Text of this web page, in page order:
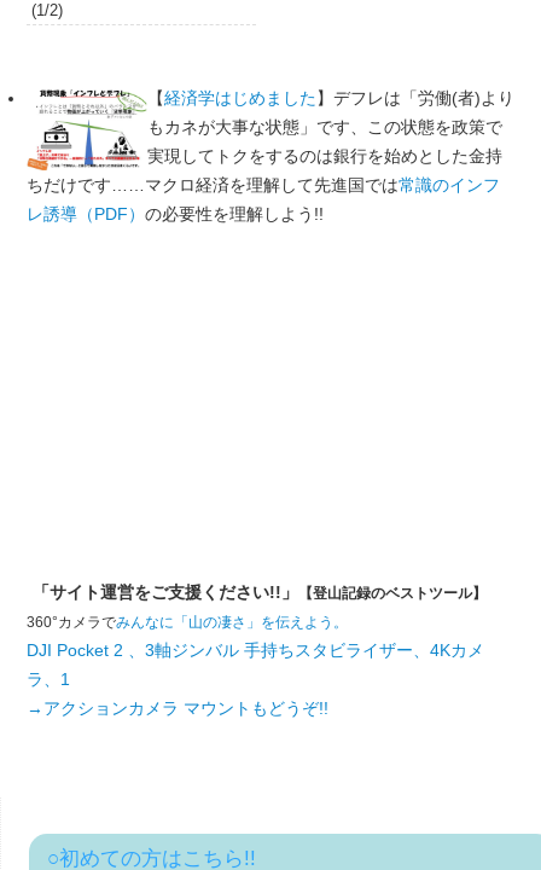
(1/2)
【経済学はじめました】デフレは「労働(者)より
もカネが大事な状態」です、この状態を政策で
実現してトクをするのは銀行を始めとした金持
ちだけです……マクロ経済を理解して先進国では常識のインフ
レ誘導（PDF） の必要性を理解しよう!!
「サイト運営をご支援ください!!」
【登山記録のベストツール】
360°カメラでみんなに「山の凄さ」を伝えよう。
DJI Pocket 2 、3軸ジンバル 手持ちスタビライザー、4Kカメ
ラ、1
→アクションカメラ マウントもどうぞ!!
○初めての方はこちら!!